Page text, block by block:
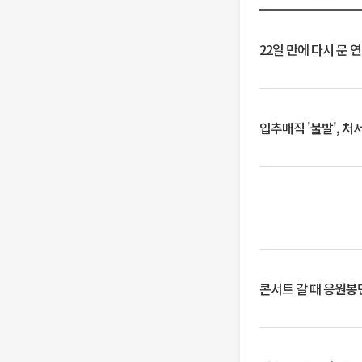
22일 만에 다시 문
입추매직 '불발', 처
콘서트 갈 때 응원